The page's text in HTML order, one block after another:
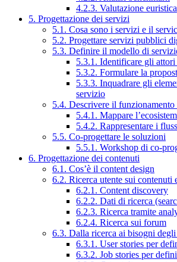
4.2.3. Valutazione euristica
5. Progettazione dei servizi
5.1. Cosa sono i servizi e il
5.2. Progettare servizi pubblici
5.3. Definire il modello di
5.3.1. Identificare gli
5.3.2. Formulare la
5.3.3. Inquadrare gli
servizio
5.4. Descrivere il
5.4.1. Mappare
5.4.2. Rappresentare i
5.5. Co-progettare le soluzioni
5.5.1. Workshop di co-
6. Progettazione dei contenuti
6.1. Cos’è il content design
6.2. Ricerca utente sui contenuti
6.2.1. Content discovery
6.2.2. Dati di ricerca
6.2.3. Ricerca tramite
6.2.4. Ricerca sui forum
6.3. Dalla ricerca ai bisogni
6.3.1. User stories per
6.3.2. Job stories per